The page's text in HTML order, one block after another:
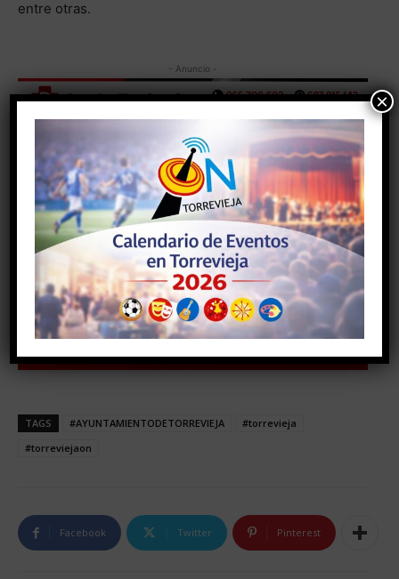
entre otras.
- Anuncio -
TAGS #AYUNTAMIENTODETORREVIEJA
#torrevieja
#torreviejaon
Facebook Twitter Pinterest
×